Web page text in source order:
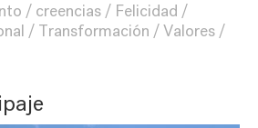
creencias
Felicidad
Transformación
Valores